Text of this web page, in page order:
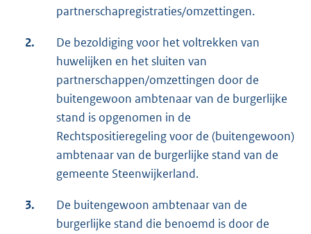
partnerschapregistraties/omzettingen.
2.
De bezoldiging voor het voltrekken van
huwelijken en het sluiten van
partnerschappen/omzettingen door de
buitengewoon ambtenaar van de burgerlijke
stand is opgenomen in de
Rechtspositieregeling voor de (buitengewoon)
ambtenaar van de burgerlijke stand van de
gemeente Steenwijkerland.
3.
De buitengewoon ambtenaar van de
burgerlijke stand die benoemd is door de